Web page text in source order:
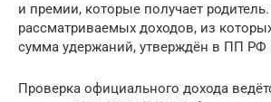
и премии, которые получает
рассматриваемых доходов, из
сумма удержаний, утверждён в ПП РФ
Проверка официального дохода